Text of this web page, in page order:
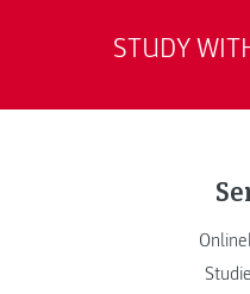
STUDY